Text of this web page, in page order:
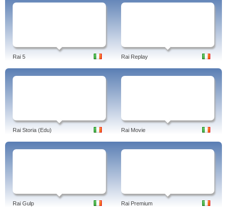
Rai 5 Rai Replay
Rai Storia (Edu) Rai Movie
Rai Gulp Rai Premium